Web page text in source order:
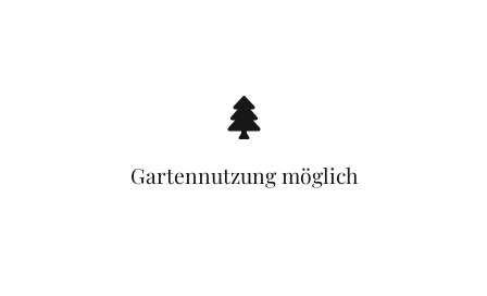
Gartennutzung möglich